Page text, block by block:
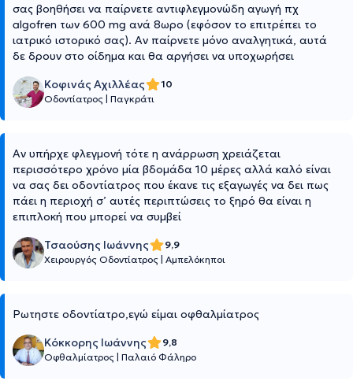
σας βοηθήσει να παίρνετε αντιφλεγμονώδη αγωγή πχ
algofren των 600 mg ανά 8ωρο (εφόσον το επιτρέπει το
ιατρικό ιστορικό σας). Αν παίρνετε μόνο αναλγητικά, αυτά
δε δρουν στο οίδημα και θα αργήσει να υποχωρήσει
Κοφινάς Αχιλλέας
10
Οδοντίατρος Παγκράτι
Αν υπήρχε φλεγμονή τότε η ανάρρωση χρειάζεται
περισσότερο χρόνο μία βδομάδα 10 μέρες αλλά καλό είναι
να σας δει οδοντίατρος που έκανε τις εξαγωγές να δει πως
πάει η περιοχή σ’ αυτές περιπτώσεις το ξηρό θα είναι η
επιπλοκή που μπορεί να συμβεί
Τσαούσης Ιωάννης
9,9
Χειρουργός Οδοντίατρος Αμπελόκηποι
Ρωτηστε οδοντίατρο,εγώ είμαι οφθαλμίατρος
Κόκκορης Ιωάννης
9,8
Οφθαλμίατρος Παλαιό Φάληρο